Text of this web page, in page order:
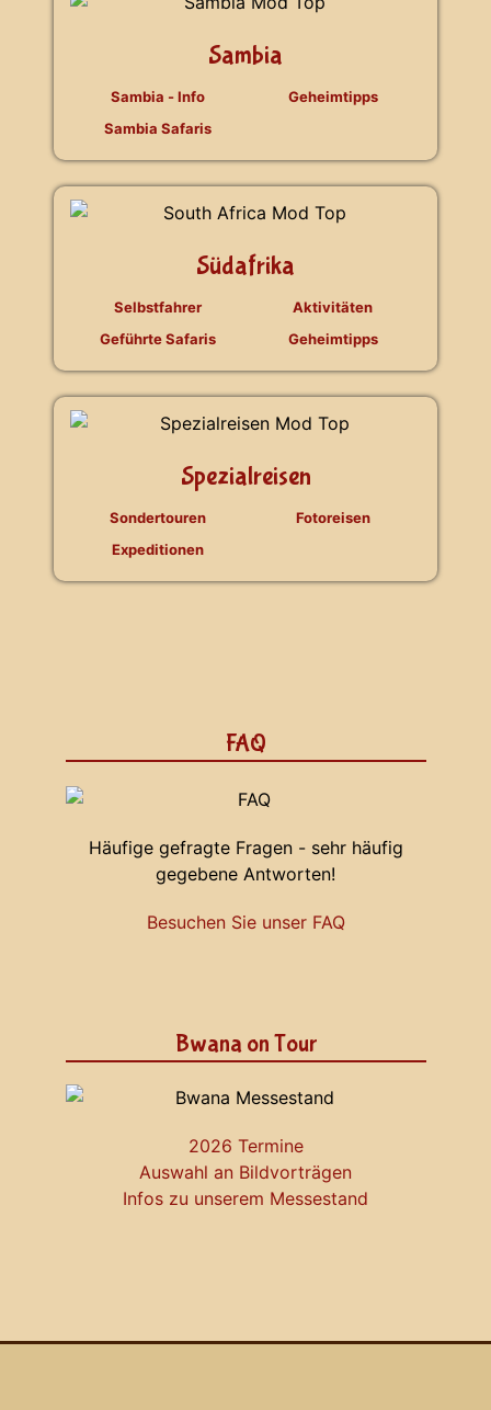
Sambia
Sambia - Info
Sambia Safaris
Geheimtipps
Südafrika
Selbstfahrer
Geführte Safaris
Aktivitäten
Geheimtipps
Spezialreisen
Sondertouren
Expeditionen
Fotoreisen
FAQ
Häufige gefragte Fragen - sehr häufig
gegebene Antworten!
Besuchen Sie unser FAQ
Bwana on Tour
2026 Termine
Auswahl an Bildvorträgen
Infos zu unserem Messestand